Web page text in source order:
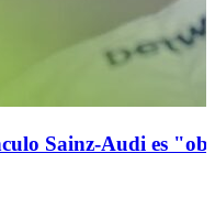
Sainz-Audi es